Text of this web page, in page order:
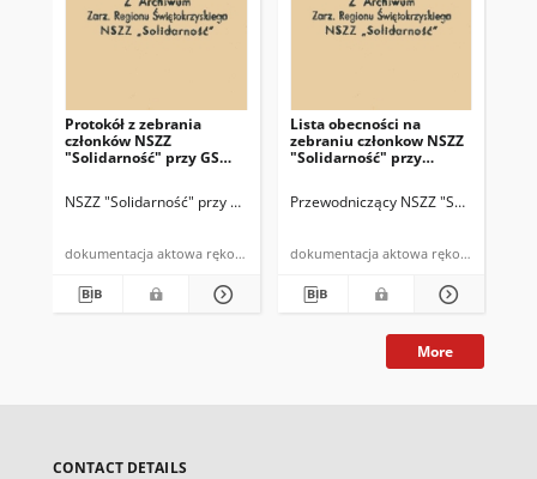
Protokół z zebrania
członków NSZZ
"Solidarność" przy GS
NSZZ "Solidarność" przy GS Bodzentyn
dokumentacja aktowa rękopis
Lista obecności na
zebraniu członkow NSZZ
"Solidarność" przy
dniu 3 VI 1981r.
Przewodniczący NSZZ "Solidarność"
dokumentacja aktowa rękopis
More
CONTACT DETAILS